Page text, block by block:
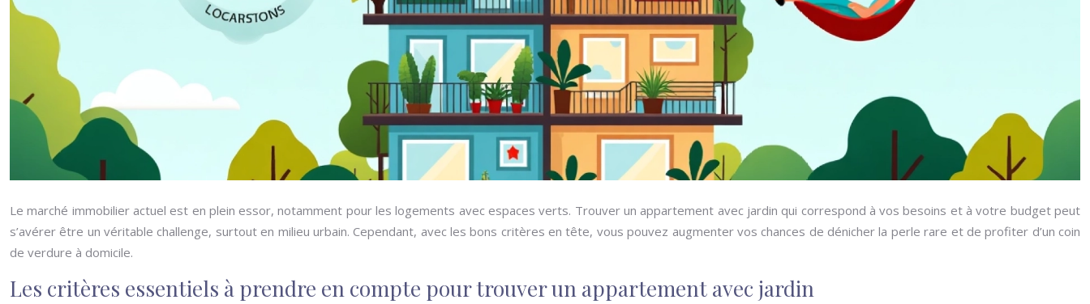
Le marché immobilier actuel est en plein essor, notamment pour les logements avec espaces verts. Trouver un appartement avec jardin qui correspond à vos besoins et à votre budget peut
s’avérer être un véritable challenge, surtout en milieu urbain. Cependant, avec les bons critères en tête, vous pouvez augmenter vos chances de dénicher la perle rare et de profiter d’un coin
de verdure à domicile.
Les critères essentiels à prendre en compte pour trouver un appartement avec jardin